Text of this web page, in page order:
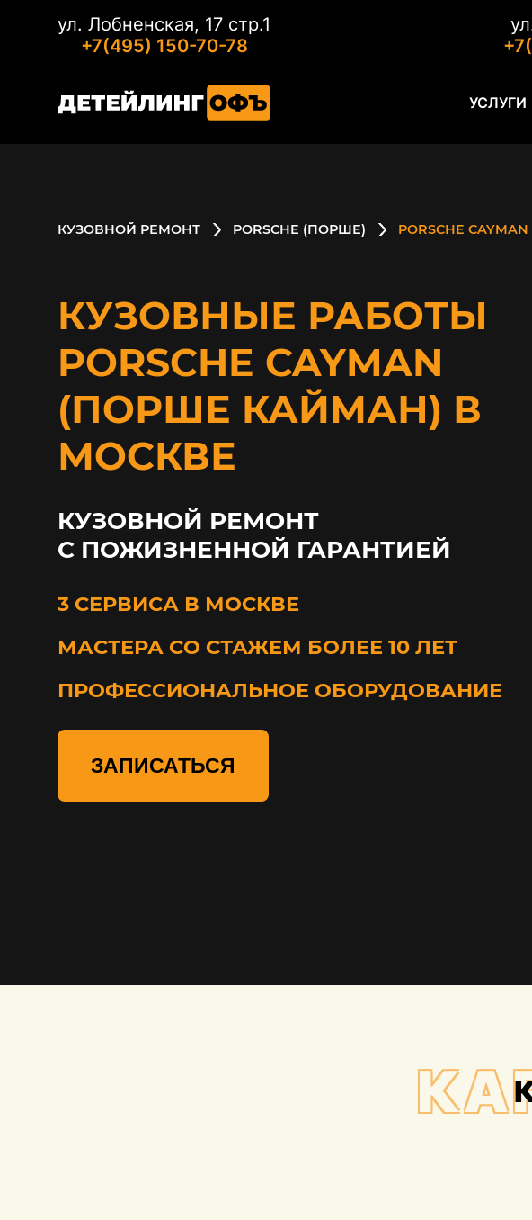
ул. Лобненская, 17 стр.1
+7(495) 150-70-78
УСЛУГИ
КУЗОВНОЙ РЕМОНТ PORSCHE (ПОРШЕ) PORSCHE
КУЗОВНЫЕ РАБОТЫ
PORSCHE CAYMAN
(ПОРШЕ КАЙМАН) В
МОСКВЕ
КУЗОВНОЙ РЕМОНТ
С ПОЖИЗНЕННОЙ ГАРАНТИЕЙ
3 СЕРВИСА В МОСКВЕ
МАСТЕРА СО СТАЖЕМ БОЛЕЕ 10 ЛЕТ
ПРОФЕССИОНАЛЬНОЕ ОБОРУДОВАНИЕ
ЗАПИСАТЬСЯ